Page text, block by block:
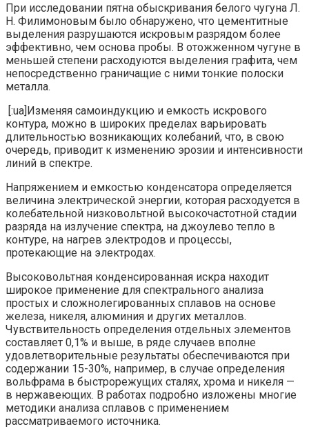
При исследовании пятна обыскривания белого чугуна Л.
Н. Филимоновым было обнаружено, что цементитные
выделения разрушаются искровым разрядом более
эффективно, чем основа пробы. В отожженном чугуне в
меньшей степени расходуются выделения графита, чем
непосредственно граничащие с ними тонкие полоски
металла.
[:ua]Изменяя самоиндукцию и емкость искрового
контура, можно в широких пределах варьировать
длительностью возникающих колебаний, что, в свою
очередь, приводит к изменению эрозии и интенсивности
линий в спектре.
Напряжением и емкостью конденсатора определяется
величина электрической энергии, которая расходуется в
колебательной низковольтной высокочастотной стадии
разряда на излучение спектра, на джоулево тепло в
контуре, на нагрев электродов и процессы,
протекающие на электродах.
Высоковольтная конденсированная искра находит
широкое применение для спектрального анализа
простых и сложнолегированных сплавов на основе
железа, никеля, алюминия и других металлов.
Чувствительность определения отдельных элементов
составляет 0,1% и выше, в ряде случаев вполне
удовлетворительные результаты обеспечиваются при
содержании 15-30%, например, в случае определения
вольфрама в быстрорежущих сталях, хрома и никеля —
в нержавеющих. В работах подробно изложены многие
методики анализа сплавов с применением
рассматриваемого источника.